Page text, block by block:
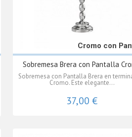
Cromo con
Sobremesa Brera con Pantalla
Sobremesa con Pantalla Brera en
Cromo. Este elegante...
37,00 €